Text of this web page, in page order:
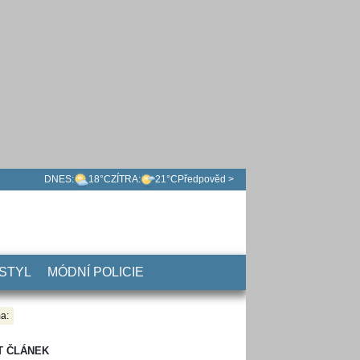
DNES: 18°CZÍTRA: 21°C Předpověd >
MÓDNÍ POLICIE
ČLÁNEK